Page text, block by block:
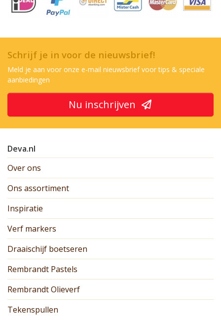
Schrijf je in voor de nieuwsbrief!
Meld je aan voor onze e-mail nieuwsbrief voor tips & speciale
aanbiedingen
Nu inschrijven
Deva.nl
Over ons
Ons assortiment
Inspiratie
Verf markers
Draaischijf boetseren
Rembrandt Pastels
Rembrandt Olieverf
Tekenspullen